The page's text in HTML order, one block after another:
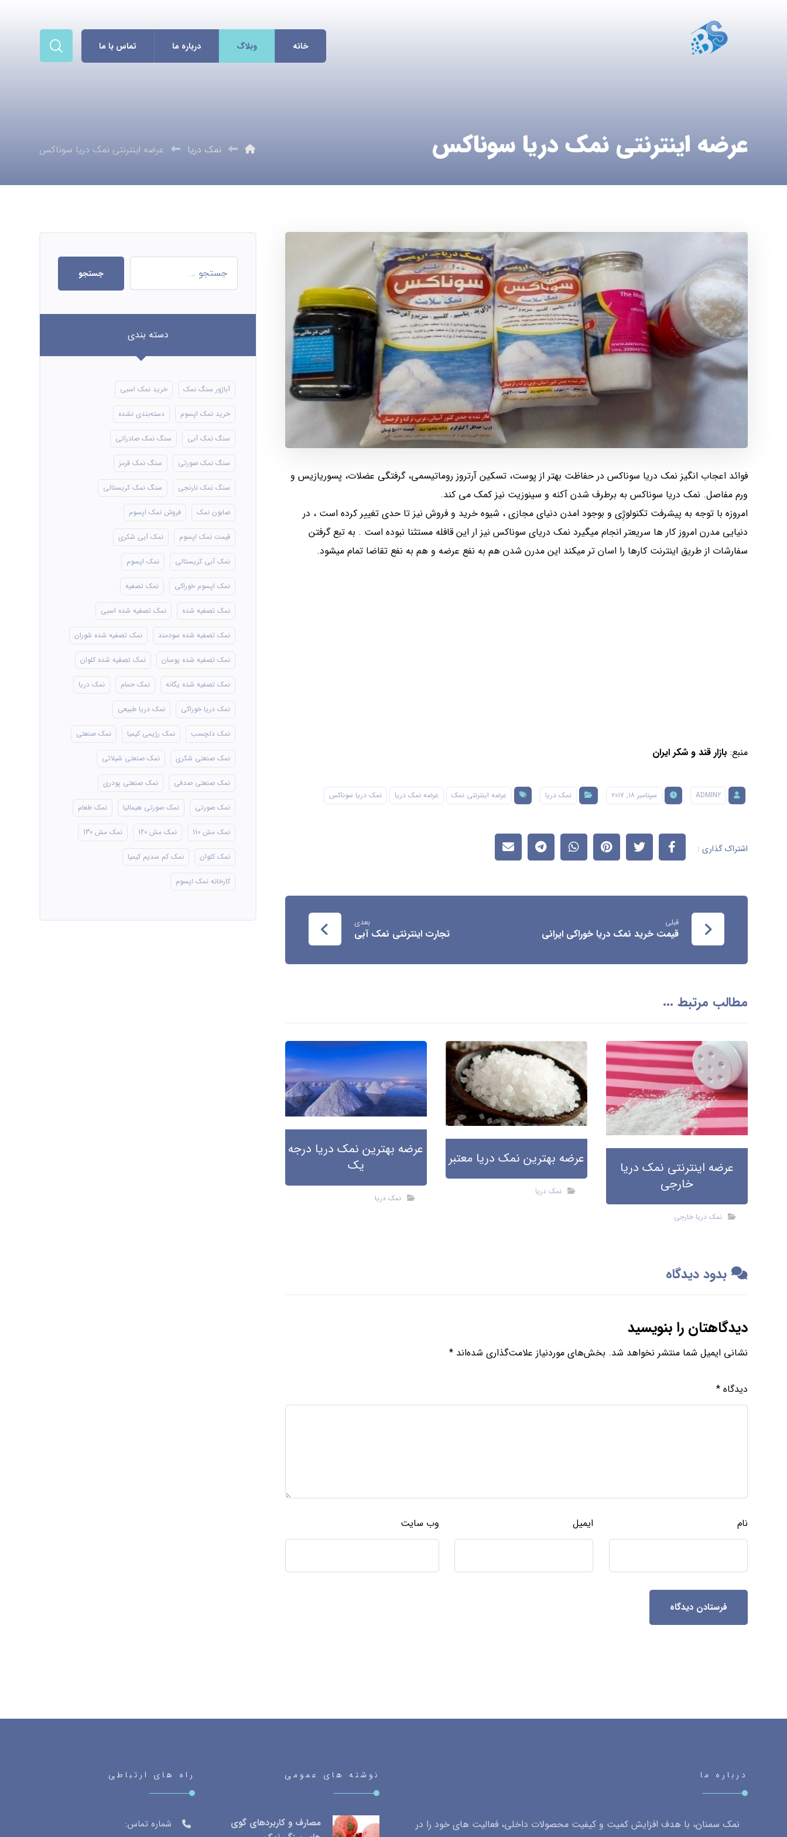
خانه وبلاگ درباره ما تماس با ما
عرضه اینترنتی نمک دریا سوناکس نمک دریا عرضه اینترنتی نمک دریا سوناکس
فوائد اعجاب انگیز نمک دریا سوناکس در حفاظت بهتر از پوست، تسکین آرتروز روماتیسمی، گرفتگی عضلات، پسوریازیس و
ورم مفاصل. نمک دریا سوناکس به برطرف شدن آکنه و سینوزیت نیز کمک می کند.
امروزه با توجه به پیشرفت تکنولوژِی و بوجود امدن دنیای مجازی ، شیوه خرید و فروش نیز تا حدی تغییر کرده است ، در
دنیایی مدرن امروز کار ها سریعتر انجام میگیرد نمک دریای سوناکس نیز ار این قافله مستثنا نبوده است . به تبع گرفتن
سفارشات از طریق اینترنت کارها را اسان تر میکند این مدرن شدن هم به نفع عرضه و هم به نفع تقاضا تمام میشود.
منبع: بازار قند و شکر ایران
ADMIN2 سپتامبر ۱۸, ۲۰۱۷ نمک دریا عرضه اینترنتی نمک عرضه نمک دریا نمک دریا سوناکس
قبلی
قیمت خرید نمک دریا خوراکی ایرانی
بعدی
تجارت اینترنتی نمک آبی
مطالب مرتبط ...
عرضه اینترنتی نمک دریا
خارجی
نمک دریا خارجی
عرضه بهترین نمک دریا معتبر
نمک دریا
عرضه بهترین نمک دریا درجه
یک
نمک دریا
بدود دیدگاه
دیدگاهتان را بنویسید
نشانی ایمیل شما منتشر نخواهد شد. بخش‌های موردنیاز علامت‌گذاری شده‌اند*
دیدگاه*
نام ایمیل وب‌ سایت
فرستادن دیدگاه
جستجو
دسته بندی
آباژور سنگ نمک خرید نمک اسبی
خرید نمک اپسوم دسته‌بندی نشده
سنگ نمک آبی سنگ نمک صادراتی
سنگ نمک صورتی سنگ نمک قرمز
سنگ نمک نارنجی سنگ نمک کریستالی
صابون نمک فروش نمک اپسوم
قیمت نمک اپسوم نمک آبی شکری
نمک آبی کریستالی نمک اپسوم
نمک اپسوم خوراکی نمک تصفیه
نمک تصفیه شده نمک تصفیه شده اسبی
نمک تصفیه شده سودمند نمک تصفیه شده شوران
نمک تصفیه شده پوسان نمک تصفیه شده کلوان
نمک تصفیه شده یگانه نمک حمام نمک دریا
نمک دریا خوراکی نمک دریا طبیعی
نمک دلچسب نمک رژیمی کیمیا نمک صنعتی
نمک صنعتی شکری نمک صنعتی شیلاتی
نمک صنعتی صدفی نمک صنعتی پودری
نمک صورتی نمک صورتی هیمالیا نمک طعام
نمک مش 110 نمک مش 120 نمک مش 130
نمک کلوان نمک کم سدیم کیمیا
کارخانه نمک اپسوم
درباره ما
نمک سمنان، با هدف افزایش کمیت و کیفیت محصولات داخلی، فعالیت های خود را در
نوشته های عمومی
مصارف و کاربردهای گوی
راه های ارتباطی
شماره تماس: